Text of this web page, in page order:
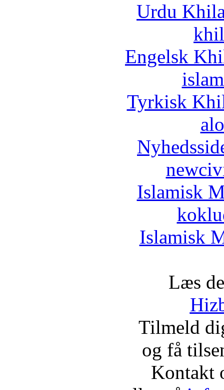
Urdu
Engelsk
Tyrkisk
Islamisk
Islamisk
Læs
Tilmeld
og få
Kontakt